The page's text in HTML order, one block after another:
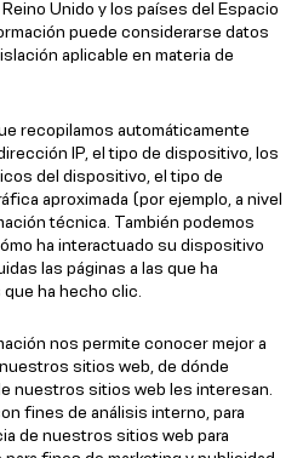
Unido y los países del Espacio
puede considerarse datos
aplicable en materia de
recopilamos automáticamente
IP, el tipo de dispositivo, los
del dispositivo, el tipo de
aproximada (por ejemplo, a nivel
técnica. También podemos
ha interactuado su dispositivo
las páginas a las que ha
ha hecho clic.
nos permite conocer mejor a
sitios web, de dónde
nuestros sitios web les interesan.
fines de análisis interno, para
de nuestros sitios web para